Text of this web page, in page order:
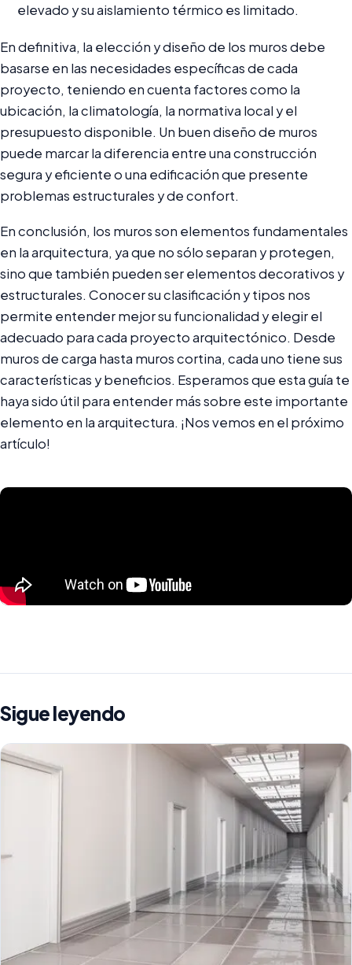
elevado y su aislamiento térmico es limitado.
En definitiva, la elección y diseño de los muros debe
basarse en las necesidades específicas de cada
proyecto, teniendo en cuenta factores como la
ubicación, la climatología, la normativa local y el
presupuesto disponible. Un buen diseño de muros
puede marcar la diferencia entre una construcción
segura y eficiente o una edificación que presente
problemas estructurales y de confort.
En conclusión, los muros son elementos fundamentales
en la arquitectura, ya que no sólo separan y protegen,
sino que también pueden ser elementos decorativos y
estructurales. Conocer su clasificación y tipos nos
permite entender mejor su funcionalidad y elegir el
adecuado para cada proyecto arquitectónico. Desde
muros de carga hasta muros cortina, cada uno tiene sus
características y beneficios. Esperamos que esta guía te
haya sido útil para entender más sobre este importante
elemento en la arquitectura. ¡Nos vemos en el próximo
artículo!
Sigue leyendo